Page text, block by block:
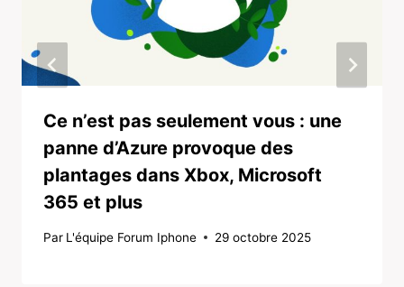
Ce n’est pas seulement vous : une
panne d’Azure provoque des
plantages dans Xbox, Microsoft
365 et plus
Par L'équipe Forum Iphone 29 octobre 2025